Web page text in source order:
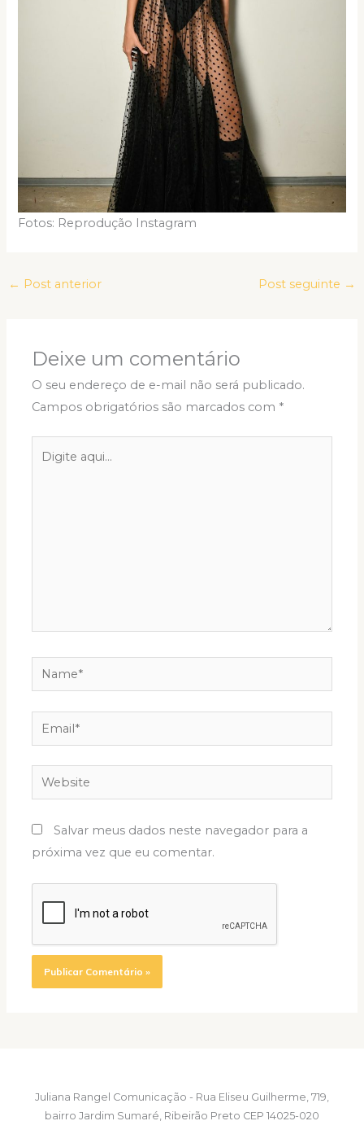
Fotos: Reprodução Instagram
← Post anterior Post seguinte →
Deixe um comentário
O seu endereço de e-mail não será publicado.
Campos obrigatórios são marcados com *
aqui...
Name*
Email*
Website
Salvar meus dados neste navegador para a
próxima vez que eu comentar.
Juliana Rangel Comunicação - Rua Eliseu Guilherme, 719,
bairro Jardim Sumaré, Ribeirão Preto CEP 14025-020